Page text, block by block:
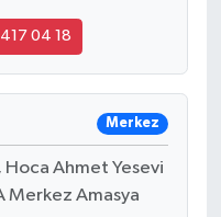
04 18
Merkez
Hoca Ahmet Yesevi
Merkez Amasya